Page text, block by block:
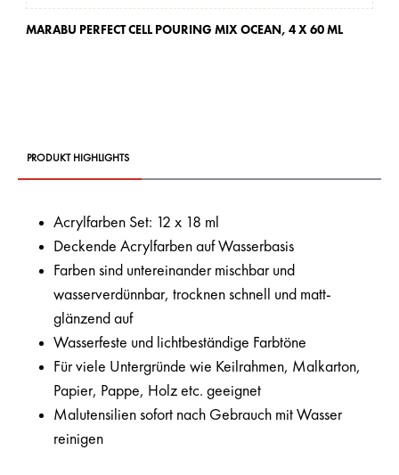
MARABU PERFECT CELL POURING MIX OCEAN, 4 X 60 ML
PRODUKT HIGHLIGHTS
Acrylfarben Set: 12 x 18 ml
Deckende Acrylfarben auf Wasserbasis
Farben sind untereinander mischbar und
wasserverdünnbar, trocknen schnell und matt-
glänzend auf
Wasserfeste und lichtbeständige Farbtöne
Für viele Untergründe wie Keilrahmen, Malkarton,
Papier, Pappe, Holz etc. geeignet
Malutensilien sofort nach Gebrauch mit Wasser
reinigen